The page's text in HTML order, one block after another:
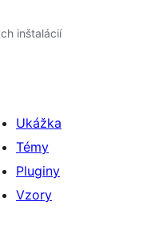
inštalácií
Ukážka
Témy
Pluginy
Vzory